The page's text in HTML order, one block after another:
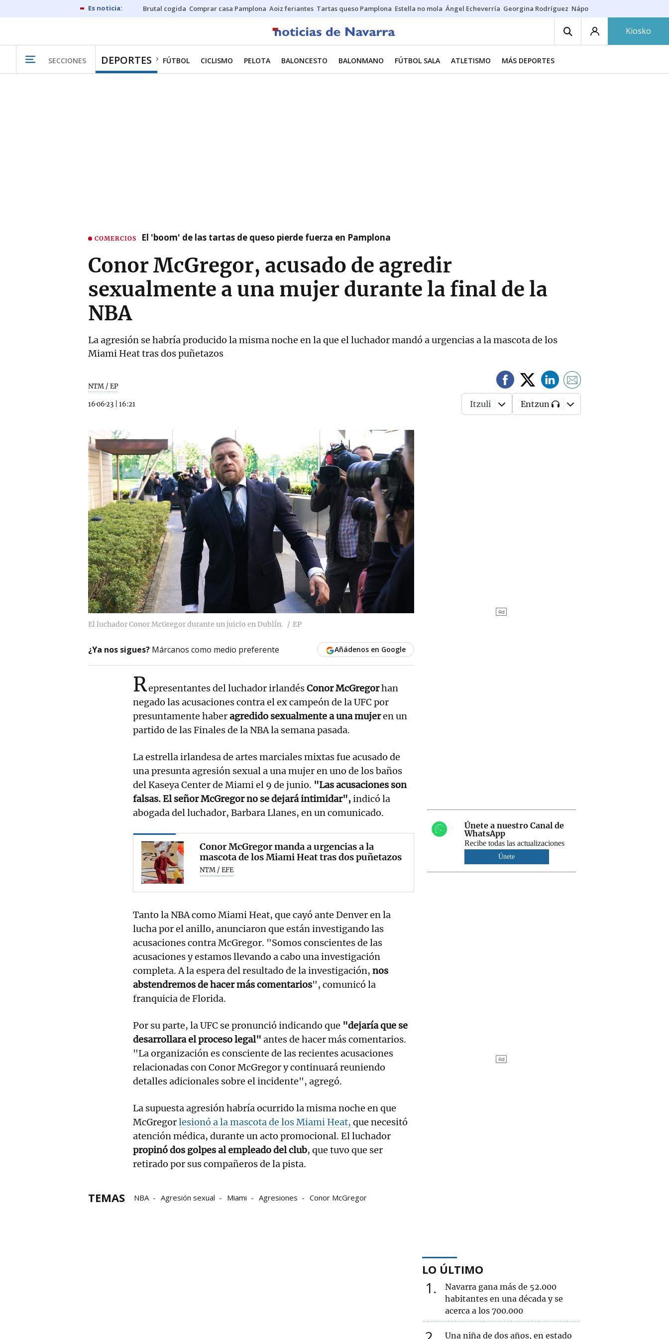
Brutal cogida Comprar casa Pamplona Aoiz feriantes Tartas queso Pamplona Estella no mola Ángel Echeverría Georgina Rodríguez Nápoles - Osasuna
Kiosko
SECCIONES DEPORTES FÚTBOL CICLISMO PELOTA BALONCESTO BALONMANO FÚTBOL SALA ATLETISMO MÁS DEPORTES
COMERCIOS El 'boom' de las tartas de queso pierde fuerza en Pamplona
Conor McGregor, acusado de agredir
sexualmente a una mujer durante la final de la
NBA
La agresión se habría producido la misma noche en la que el luchador mandó a urgencias a la mascota de los
Miami Heat tras dos puñetazos
NTM / EP
16·06·23 16:21 Itzuli Entzun
El luchador Conor McGregor durante un juicio en Dublín. EP
¿Ya nos sigues? Márcanos como medio preferente Añádenos en Google
Representantes del luchador irlandésConor McGregorhan
negado las acusaciones contra el ex campeón de la UFC por
presuntamente haberagredido sexualmente a una mujeren un
partido de las Finales de la NBA la semana pasada.
La estrella irlandesa de artes marciales mixtas fue acusado de
una presunta agresión sexual a una mujer en uno de los baños
del Kaseya Center de Miami el 9 de junio. "Las acusaciones son
falsas. El señor McGregor no se dejará intimidar",indicó la
abogada del luchador, Barbara Llanes, en un comunicado.
Conor McGregor manda a urgencias a la
mascota de los Miami Heat tras dos puñetazos
NTM / EFE
Tanto la NBA como Miami Heat, que cayó ante Denver en la
lucha por el anillo, anunciaron que están investigando las
acusaciones contra McGregor. "Somos conscientes de las
acusaciones y estamos llevando a cabo una investigación
completa. A la espera del resultado de la investigación, nos
abstendremos de hacer más comentarios", comunicó la
franquicia de Florida.
Por su parte, la UFC se pronunció indicando que "dejaría que se
desarrollara el proceso legal" antes de hacer más comentarios.
"La organización es consciente de las recientes acusaciones
relacionadas con Conor McGregor y continuará reuniendo
detalles adicionales sobre el incidente", agregó.
La supuesta agresión habría ocurrido la misma noche en que
McGregorlesionó a la mascota de los Miami Heat, que necesitó
atención médica, durante un acto promocional. El luchador
propinó dos golpes al empleado del club, que tuvo que ser
retirado por sus compañeros de la pista.
TEMAS NBA Agresión sexual Miami Agresiones Conor McGregor
Únete a nuestro Canal de
WhatsApp
Recibe todas las actualizaciones
Únete
LO ÚLTIMO
1
Navarra gana más de 52.000
habitantes en una década y se
acerca a los 700.000
Una niña de dos años, en estado